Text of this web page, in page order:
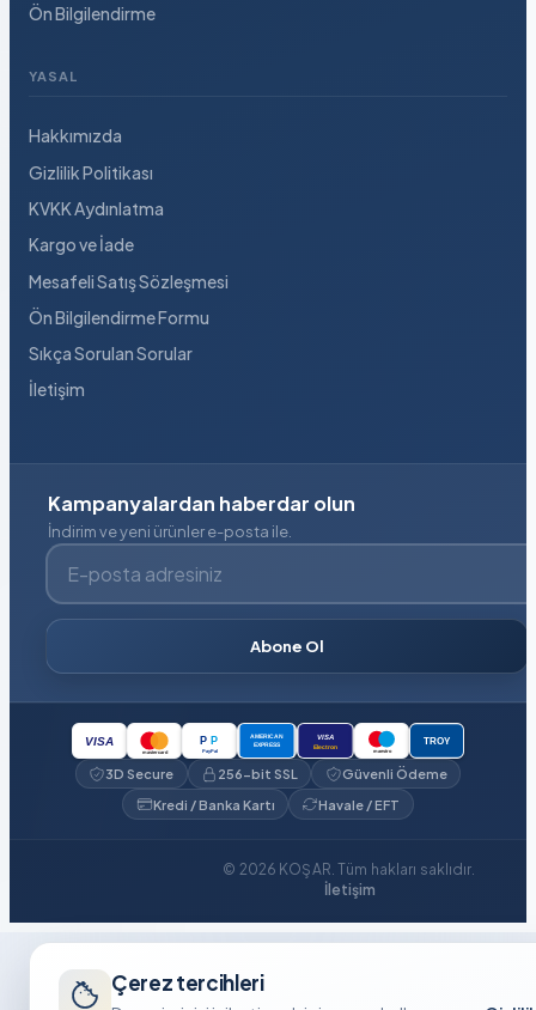
Ön Bilgilendirme
YASAL
Hakkımızda
Gizlilik Politikası
KVKK Aydınlatma
Kargo ve İade
Mesafeli Satış Sözleşmesi
Ön Bilgilendirme Formu
Sıkça Sorulan Sorular
İletişim
Kampanyalardan haberdar olun
İndirim ve yeni ürünler e-posta ile.
E-posta adresiniz
Abone Ol
VISA
mastercard
P P
PayPal
AMERICAN
EXPRESS
VISA
Electron
maestro
TROY
3D Secure 256-bit SSL
Güvenli Ödeme
Kredi / Banka Kartı
Havale / EFT
© 2026 KOŞAR. Tüm hakları saklıdır.
İletişim
Çerez tercihleri